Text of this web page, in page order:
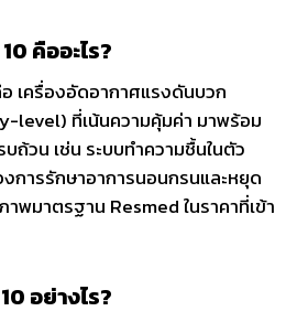
คืออะไร?
เครื่องอัดอากาศแรงดันบวก
level) ที่เน้นความคุ้มค่า มาพร้อม
ถ้วน เช่น ระบบทำความชื้นในตัว
การรักษาอาการนอนกรนและหยุด
มาตรฐาน Resmed ในราคาที่เข้า
อย่างไร?